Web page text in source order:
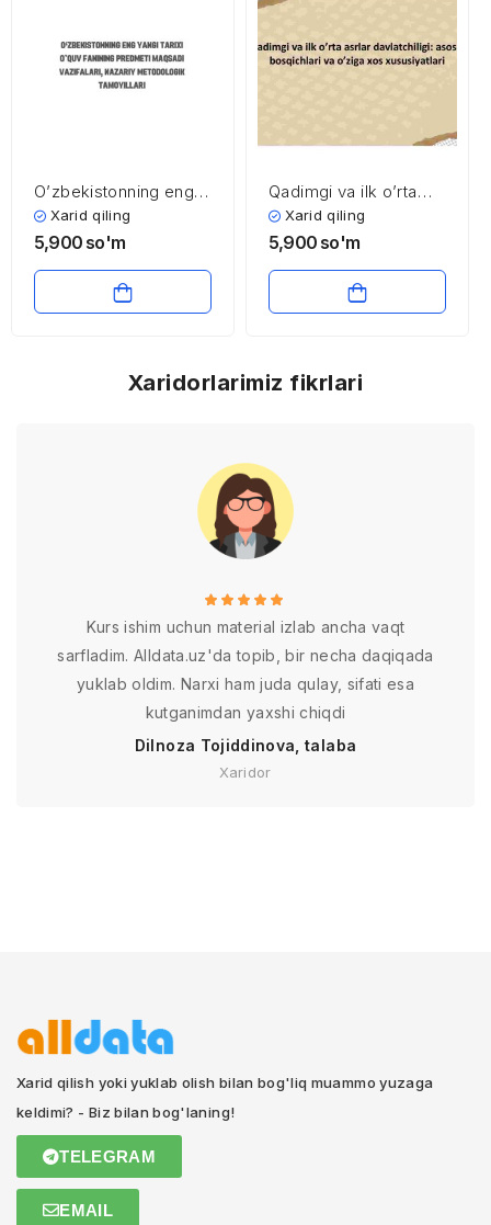
O’zbekistonning eng
yangi tarixi o’quv
fanining predmeti,
nazariy metodologik
tamoyillari
Xarid qiling
5,900 so'm
Qadimgi va ilk o’rta
asrlar davlatchiligi:
asosiy bosqichlari va
xususiyatlari
Xarid qiling
5,900 so'm
Xaridorlarimiz fikrlari
Kurs ishim uchun material izlab ancha vaqt
sarfladim. Alldata.uz'da topib, bir necha daqiqada
yuklab oldim. Narxi ham juda qulay, sifati esa
kutganimdan yaxshi chiqdi
Dilnoza Tojiddinova, talaba
Xaridor
Xarid qilish yoki yuklab olish bilan bog'liq muammo yuzaga
keldimi? - Biz bilan bog'laning!
TELEGRAM
EMAIL